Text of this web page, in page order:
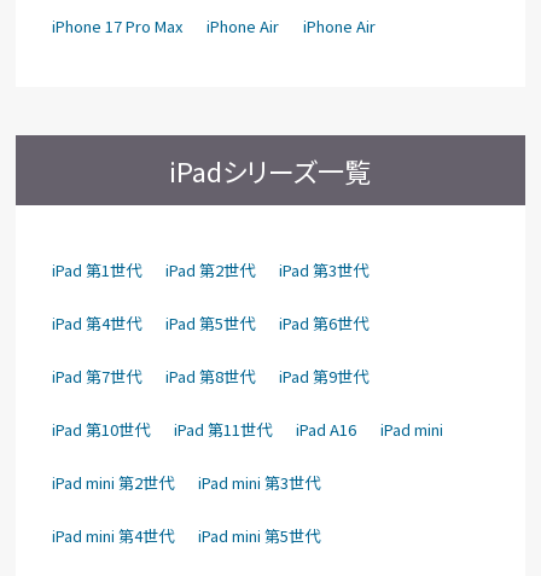
iPhone 17 Pro Max iPhone Air iPhone Air
iPadシリーズ一覧
iPad 第1世代 iPad 第2世代 iPad 第3世代
iPad 第4世代 iPad 第5世代 iPad 第6世代
iPad 第7世代 iPad 第8世代 iPad 第9世代
iPad 第10世代 iPad 第11世代 iPad A16 iPad mini
iPad mini 第2世代 iPad mini 第3世代
iPad mini 第4世代 iPad mini 第5世代